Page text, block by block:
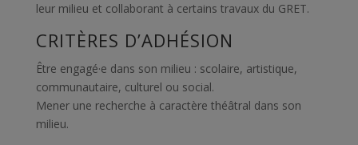
leur milieu et collaborant à certains travaux du GRET.
CRITÈRES D’ADHÉSION
Être engagé·e dans son milieu : scolaire, artistique,
communautaire, culturel ou social.
Mener une recherche à caractère théâtral dans son
milieu.